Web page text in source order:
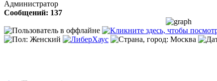
Администратор
Сообщений: 137